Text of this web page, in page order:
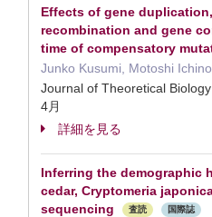
Effects of gene
recombination and gene
time of compensatory
Junko Kusumi, Motoshi
Journal of Theoretical
4月
詳細を見る
Inferring the demographic
cedar, Cryptomeria
sequencing
査読 国際誌